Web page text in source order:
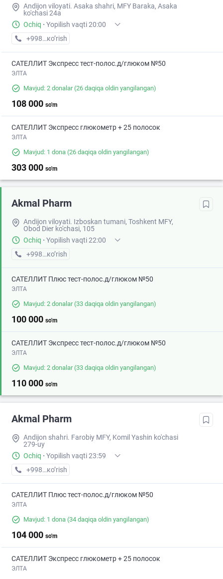
Andijon viloyati. Asaka shahri, MFY Baraka, Asaka
ko'chasi 24a
Ochiq · Yopilish vaqti 20:00
+998 (88) XXX-XX-XX
кo’rish
САТЕЛЛИТ Экспресс тест-полос.д/глюком №50
ЭЛТА
Mavjud: 2 donalar(26 daqiqa oldin yangilangan)
108 000 so'm
САТЕЛЛИТ Экспресс глюкометр + 25 полосок
ЭЛТА
Mavjud: 1 dona (26 daqiqa oldin yangilangan)
303 000 so'm
Akmal Pharm
Andijon viloyati. Izboskan tumani, Toshkent MFY,
Obod Dier ko'chasi, 105
Ochiq · Yopilish vaqti 22:00
+998 (88) XXX-XX-XX
кo’rish
САТЕЛЛИТ Плюс тест-полос.д/глюком №50
ЭЛТА
Mavjud: 2 donalar(33 daqiqa oldin yangilangan)
100 000 so'm
САТЕЛЛИТ Экспресс тест-полос.д/глюком №50
ЭЛТА
Mavjud: 2 donalar(33 daqiqa oldin yangilangan)
110 000 so'm
Akmal Pharm
Andijon shahri. Farobiy MFY, Komil Yashin ko'chasi
279-uy
Ochiq · Yopilish vaqti 23:59
+998 (90) XXX-XX-XX
кo’rish
САТЕЛЛИТ Плюс тест-полос.д/глюком №50
ЭЛТА
Mavjud: 1 dona (34 daqiqa oldin yangilangan)
104 000 so'm
САТЕЛЛИТ Экспресс глюкометр + 25 полосок
ЭЛТА